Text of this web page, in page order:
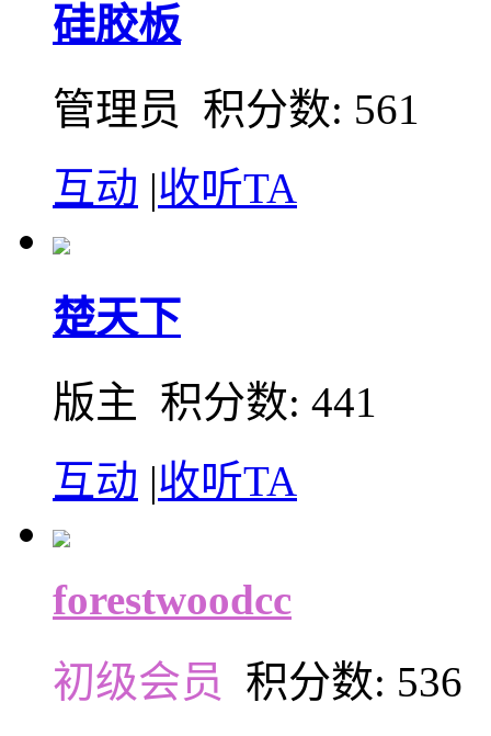
硅胶板
管理员 积分数: 561
互动 |收听TA
楚天下
版主 积分数: 441
互动 |收听TA
forestwoodcc
初级会员
积分数: 536